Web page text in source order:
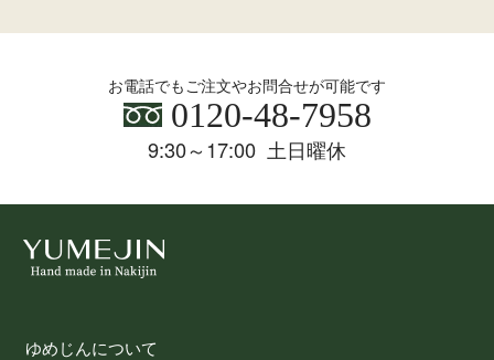
お電話でもご注文やお問合せが可能です
0120-48-7958
9:30～17:00 土日曜休
ゆめじんについて